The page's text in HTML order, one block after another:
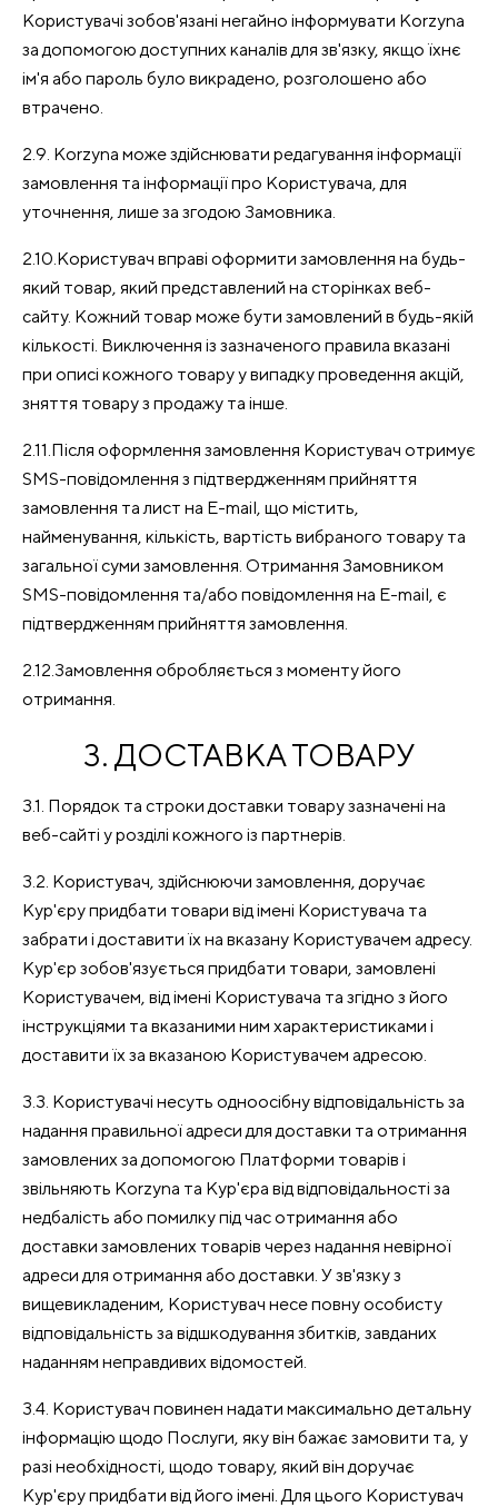
Користувачі зобов'язані негайно інформувати Korzyna
за допомогою доступних каналів для зв'язку, якщо їхнє
ім'я або пароль було викрадено, розголошено або
втрачено.
2.9. Korzyna може здійснювати редагування інформації
замовлення та інформації про Користувача, для
уточнення, лише за згодою Замовника.
2.10.Користувач вправі оформити замовлення на будь-
який товар, який представлений на сторінках веб-
сайту. Кожний товар може бути замовлений в будь-якій
кількості. Виключення із зазначеного правила вказані
при описі кожного товару у випадку проведення акцій,
зняття товару з продажу та інше.
2.11.Після оформлення замовлення Користувач отримує
SMS-повідомлення з підтвердженням прийняття
замовлення та лист на E-mail, що містить,
найменування, кількість, вартість вибраного товару та
загальної суми замовлення. Отримання Замовником
SMS-повідомлення та/або повідомлення на E-mail, є
підтвердженням прийняття замовлення.
2.12.Замовлення обробляється з моменту його
отримання.
3. ДОСТАВКА ТОВАРУ
3.1. Порядок та строки доставки товару зазначені на
веб-сайті у розділі кожного із партнерів.
3.2. Користувач, здійснюючи замовлення, доручає
Кур'єру придбати товари від імені Користувача та
забрати і доставити їх на вказану Користувачем адресу.
Кур'єр зобов'язується придбати товари, замовлені
Користувачем, від імені Користувача та згідно з його
інструкціями та вказаними ним характеристиками і
доставити їх за вказаною Користувачем адресою.
3.3. Користувачі несуть одноосібну відповідальність за
надання правильної адреси для доставки та отримання
замовлених за допомогою Платформи товарів і
звільняють Korzyna та Кур'єра від відповідальності за
недбалість або помилку під час отримання або
доставки замовлених товарів через надання невірної
адреси для отримання або доставки. У зв'язку з
вищевикладеним, Користувач несе повну особисту
відповідальність за відшкодування збитків, завданих
наданням неправдивих відомостей.
3.4. Користувач повинен надати максимально детальну
інформацію щодо Послуги, яку він бажає замовити та, у
разі необхідності, щодо товару, який він доручає
Кур'єру придбати від його імені. Для цього Користувач